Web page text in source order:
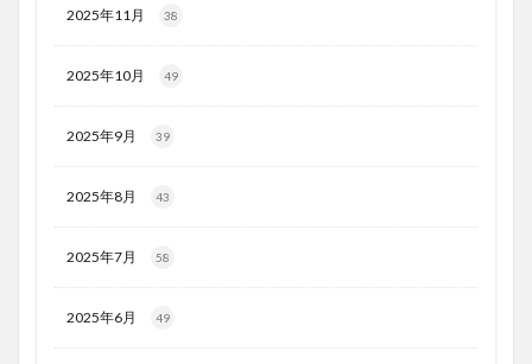
2025年11月 38
2025年10月 49
2025年9月 39
2025年8月 43
2025年7月 58
2025年6月 49